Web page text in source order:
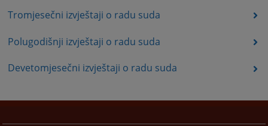
Tromjesečni izvještaji o radu suda
Polugodišnji izvještaji o radu suda
Devetomjesečni izvještaji o radu suda